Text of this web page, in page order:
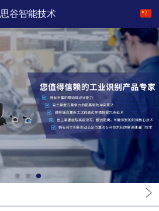
思谷智能技术